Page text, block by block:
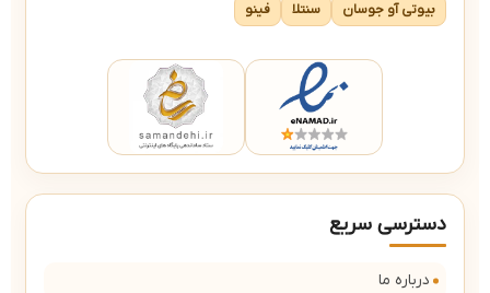
بیوتی آو جوسان
سنتلا فینو
دسترسی سریع
درباره ما